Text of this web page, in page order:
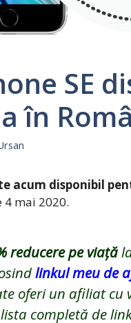
SE
în
acum disponibil
4 mai 2020.
reducere pe viață
linkul meu de
oferi un afiliat cu
completă de